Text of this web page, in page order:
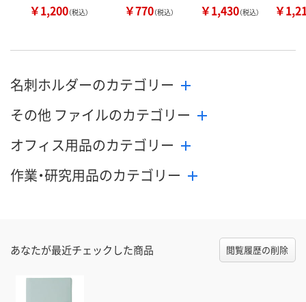
￥1,200（税込） ￥770（税込） ￥1,430（税込） ￥
名刺ホルダーのカテゴリー
その他 ファイルのカテゴリー
オフィス用品のカテゴリー
作業・研究用品のカテゴリー
あなたが最近チェックした商品 閲覧履歴の削除